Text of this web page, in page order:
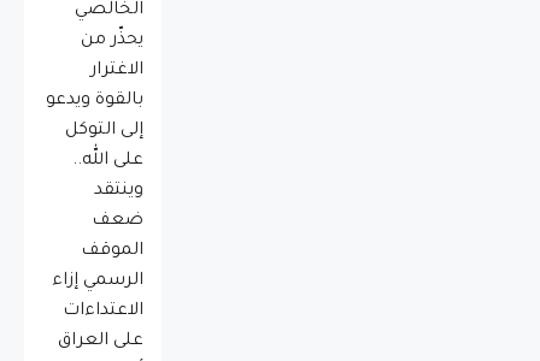
الخالصي
يحذّر من
الاغترار
بالقوة ويدعو
إلى التوكل
على الله..
وينتقد
ضعف
الموقف
الرسمي إزاء
الاعتداءات
على العراق